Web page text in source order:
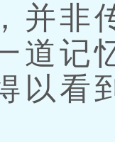
并非
道记
以看